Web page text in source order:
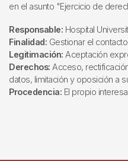
en el asunto "Ejercicio de
Responsable: Hospital
Finalidad: Gestionar el
Legitimación: Aceptación
Derechos: Acceso,
datos, limitación y oposición a
Procedencia: El propio